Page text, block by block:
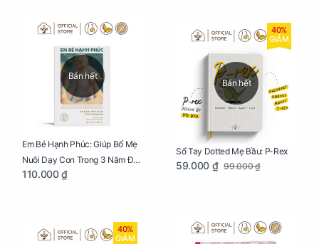
Bán hết
Em Bé Hạnh Phúc: Giúp Bố Mẹ
Nuôi Dạy Con Trong 3 Năm Đầu
Đời
110.000 ₫
Bán hết
40%
GIẢM
Sổ Tay Dotted Mẹ Bầu: P-Rex
59.000 ₫ 99.000 ₫
40%
GIẢM